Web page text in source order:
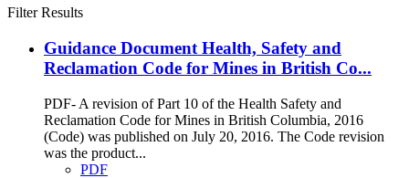
Filter Results
Guidance Document Health, Safety and
Reclamation Code for Mines in British Co...
PDF- A revision of Part 10 of the Health Safety and
Reclamation Code for Mines in British Columbia, 2016
(Code) was published on July 20, 2016. The Code revision
was the product...
PDF